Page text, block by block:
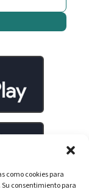
como cookies para
consentimiento para